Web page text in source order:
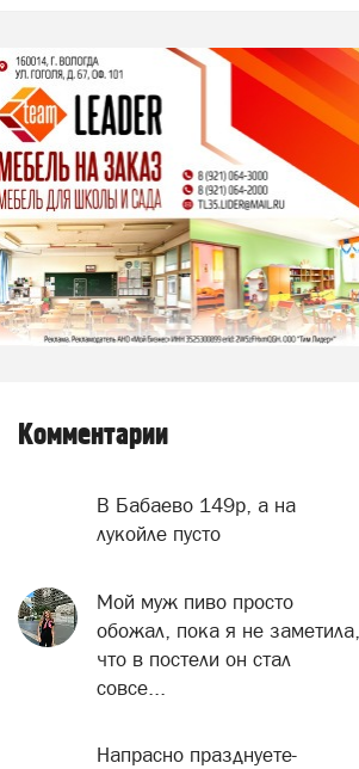
Комментарии
В Бабаево 149р, а на
лукойле пусто
Мой муж пиво просто
обожал, пока я не заметила,
что в постели он стал
совсе...
Напрасно празднуете-